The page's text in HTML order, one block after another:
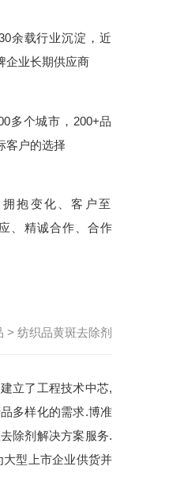
余载行业沉淀，近
企业长期供应商
多个城市，200+品
客户的选择
抱变化、客户至
、精诚合作、合作
> 纺织品黄斑去除剂
立了工程技术中芯,
多样化的需求.博准
除剂解决方案服务.
型上市企业供货并